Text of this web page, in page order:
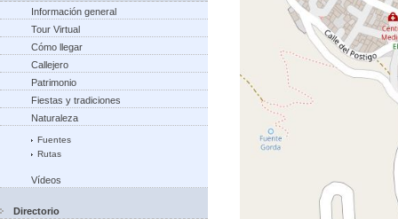
Información general
Tour Virtual
Cómo llegar
Callejero
Patrimonio
Fiestas y tradiciones
Naturaleza
Fuentes
Rutas
Vídeos
Directorio